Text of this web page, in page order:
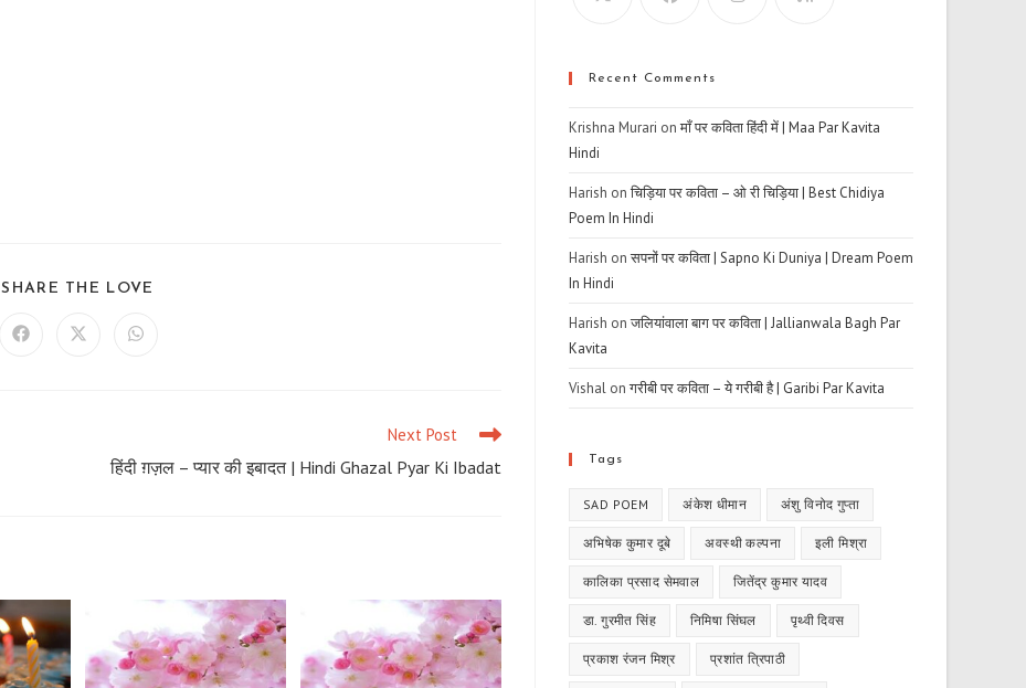
SHARE THE LOVE
Opens Opens Opens
Next Post
हिंदी ग़ज़ल – प्यार की इबादत | Hindi Ghazal Pyar Ki Ibadat
Recent Comments
Krishna Murari onमाँ पर कविता हिंदी में | Maa Par Kavita
Hindi
Harish onचिड़िया पर कविता – ओ री चिड़िया | Best Chidiya
Poem In Hindi
Harish onसपनों पर कविता | Sapno Ki Duniya | Dream Poem
In Hindi
Harish onजलियांवाला बाग पर कविता | Jallianwala Bagh Par
Kavita
Vishal onगरीबी पर कविता – ये गरीबी है | Garibi Par Kavita
Tags
SAD POEM अंकेश धीमान अंशु विनोद गुप्ता
अभिषेक कुमार दूबे अवस्थी कल्पना इली मिश्रा
कालिका प्रसाद सेमवाल जितेंद्र कुमार यादव
डा. गुरमीत सिंह निमिषा सिंघल पृथ्वी दिवस
प्रकाश रंजन मिश्र प्रशांत त्रिपाठी